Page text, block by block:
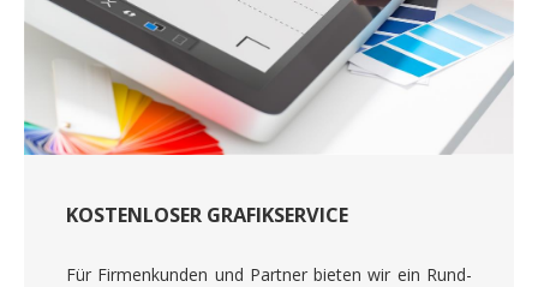
KOSTENLOSER GRAFIKSERVICE
Für Firmenkunden und Partner bieten wir ein Rund-